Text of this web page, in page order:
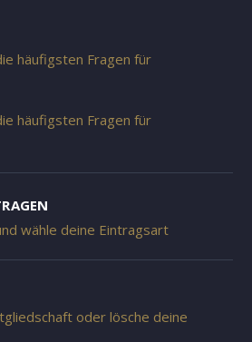
häufigsten Fragen für
häufigsten Fragen für
wähle deine Eintragsart
oder lösche deine